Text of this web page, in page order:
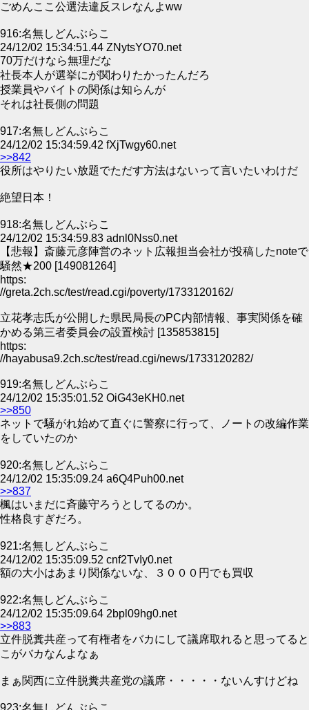
ごめんここ公選法違反スレなんよww
916:名無しどんぶらこ
24/12/02 15:34:51.44 ZNytsYO70.net
70万だけなら無理だな
社長本人が選挙にが関わりたかったんだろ
授業員やバイトの関係は知らんが
それは社長側の問題
917:名無しどんぶらこ
24/12/02 15:34:59.42 fXjTwgy60.net
>>842
役所はやりたい放題でただす方法はないって言いたいわけだ
絶望日本！
918:名無しどんぶらこ
24/12/02 15:34:59.83 adnl0Nss0.net
【悲報】斎藤元彦陣営のネット広報担当会社が投稿したnoteで
騒然★200 [149081264]
https:
//greta.2ch.sc/test/read.cgi/poverty/1733120162/
立花孝志氏が公開した県民局長のPC内部情報、事実関係を確
かめる第三者委員会の設置検討 [135853815]
https:
//hayabusa9.2ch.sc/test/read.cgi/news/1733120282/
919:名無しどんぶらこ
24/12/02 15:35:01.52 OiG43eKH0.net
>>850
ネットで騒がれ始めて直ぐに警察に行って、ノートの改編作業
をしていたのか
920:名無しどんぶらこ
24/12/02 15:35:09.24 a6Q4Puh00.net
>>837
楓はいまだに斉藤守ろうとしてるのか。
性格良すぎだろ。
921:名無しどんぶらこ
24/12/02 15:35:09.52 cnf2TvIy0.net
額の大小はあまり関係ないな、３０００円でも買収
922:名無しどんぶらこ
24/12/02 15:35:09.64 2bpl09hg0.net
>>883
立件脱糞共産って有権者をバカにして議席取れると思ってると
こがバカなんよなぁ
まぁ関西に立件脱糞共産党の議席・・・・・ないんすけどね
923:名無しどんぶらこ